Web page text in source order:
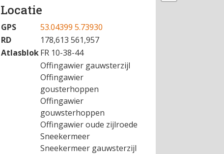
Locatie
GPS
53.04399 5.73930
RD
178,613 561,957
AtlasblokFR 10-38-44
Offingawier gauwsterzijl
Offingawier
gousterhoppen
Offingawier
gouwsterhoppen
Offingawier oude zijlroede
Sneekermeer
Sneekermeer gauwsterzijl